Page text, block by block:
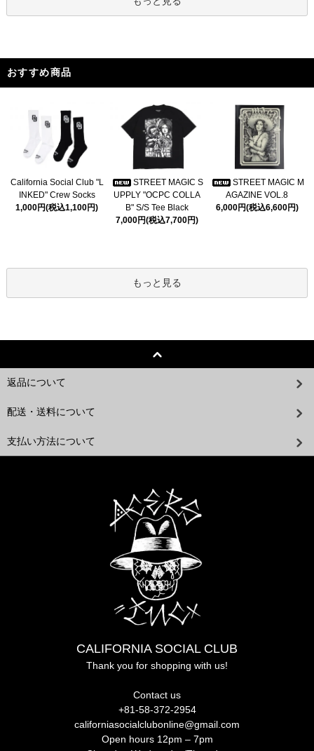
おすすめ商品
California Social Club "L
INKED" Crew Socks
1,000円(税込1,100円)
STREET MAGIC S
UPPLY "OCPC COLLA
B" S/S Tee Black
7,000円(税込7,700円)
STREET MAGIC M
AGAZINE VOL.8
6,000円(税込6,600円)
もっと見る
返品について
配送・送料について
支払い方法について
CALIFORNIA SOCIAL CLUB
Thank you for shopping with us!
Contact us
+81-58-372-2954
californiasocialclubonline@gmail.com
Open hours 12pm – 7pm